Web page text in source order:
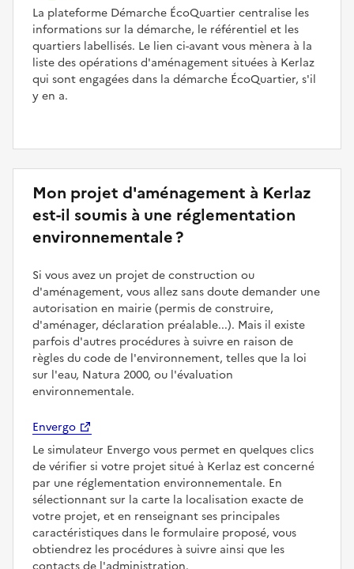
La plateforme Démarche ÉcoQuartier centralise les
informations sur la démarche, le référentiel et les
quartiers labellisés. Le lien ci-avant vous mènera à la
liste des opérations d'aménagement situées à Kerlaz
qui sont engagées dans la démarche ÉcoQuartier, s'il
y en a.
Mon projet d'aménagement à Kerlaz
est-il soumis à une réglementation
environnementale ?
Si vous avez un projet de construction ou
d'aménagement, vous allez sans doute demander une
autorisation en mairie (permis de construire,
d'aménager, déclaration préalable...). Mais il existe
parfois d'autres procédures à suivre en raison de
règles du code de l'environnement, telles que la loi
sur l'eau, Natura 2000, ou l'évaluation
environnementale.
Envergo
Le simulateur Envergo vous permet en quelques clics
de vérifier si votre projet situé à Kerlaz est concerné
par une réglementation environnementale. En
sélectionnant sur la carte la localisation exacte de
votre projet, et en renseignant ses principales
caractéristiques dans le formulaire proposé, vous
obtiendrez les procédures à suivre ainsi que les